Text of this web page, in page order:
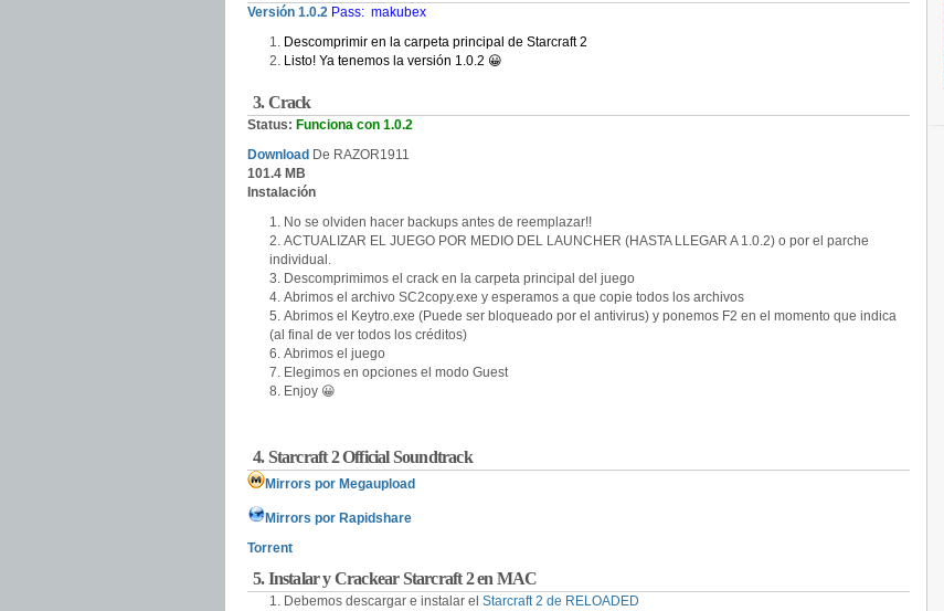
Versión 1.0.2 Pass: makubex
Descomprimir en la carpeta principal de Starcraft 2
Listo! Ya tenemos la versión 1.0.2 😀
3. Crack
Status: Funciona con 1.0.2
Download De RAZOR1911
101.4 MB
Instalación
No se olviden hacer backups antes de reemplazar!!
ACTUALIZAR EL JUEGO POR MEDIO DEL LAUNCHER (HASTA LLEGAR A 1.0.2) o por el parche
individual.
Descomprimimos el crack en la carpeta principal del juego
Abrimos el archivo SC2copy.exe y esperamos a que copie todos los archivos
Abrimos el Keytro.exe (Puede ser bloqueado por el antivirus) y ponemos F2 en el momento que indica
(al final de ver todos los créditos)
Abrimos el juego
Elegimos en opciones el modo Guest
Enjoy 😀
4. Starcraft 2 Official Soundtrack
Mirrors por Megaupload
Mirrors por Rapidshare
Torrent
5. Instalar y Crackear Starcraft 2 en MAC
Debemos descargar e instalar el Starcraft 2 de RELOADED